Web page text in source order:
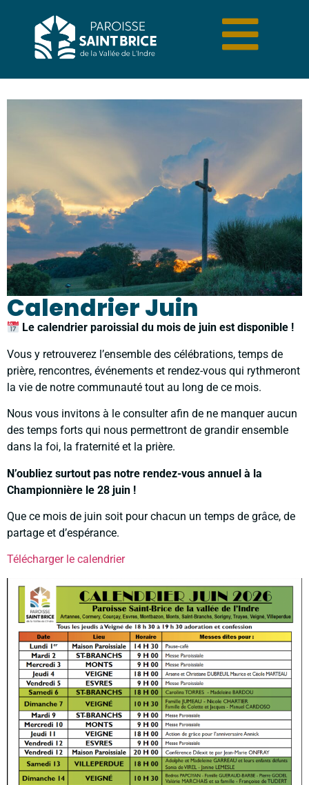
Calendrier Juin
Le calendrier paroissial du mois de juin est disponible !
Vous y retrouverez l’ensemble des célébrations, temps de
prière, rencontres, événements et rendez-vous qui rythmeront
la vie de notre communauté tout au long de ce mois.
Nous vous invitons à le consulter afin de ne manquer aucun
des temps forts qui nous permettront de grandir ensemble
dans la foi, la fraternité et la prière.
N’oubliez surtout pas notre rendez-vous annuel à la
Championnière le 28 juin !
Que ce mois de juin soit pour chacun un temps de grâce, de
partage et d’espérance.
Télécharger le calendrier